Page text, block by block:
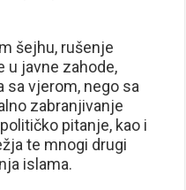
šejhu, rušenje
u javne zahode,
sa vjerom, nego sa
zabranjivanje
pitanje, kao i
te mnogi drugi
islama.